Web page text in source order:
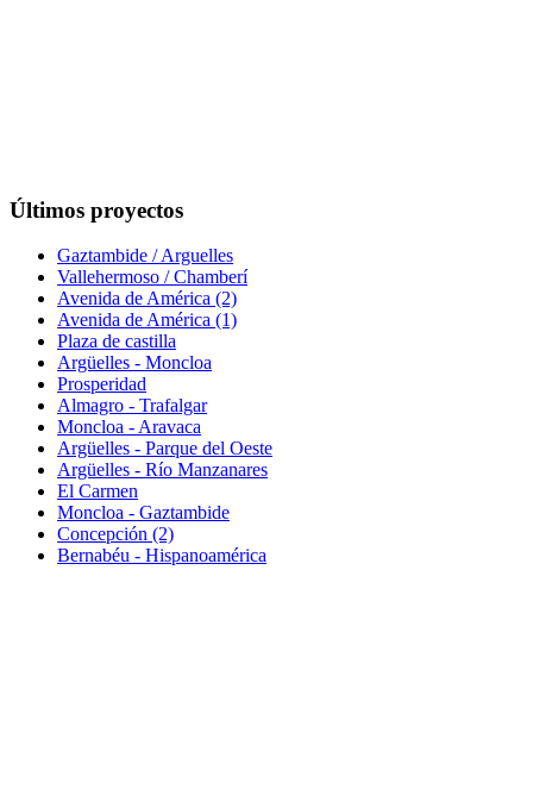
Últimos proyectos
Gaztambide / Arguelles
Vallehermoso / Chamberí
Avenida de América (2)
Avenida de América (1)
Plaza de castilla
Argüelles - Moncloa
Prosperidad
Almagro - Trafalgar
Moncloa - Aravaca
Argüelles - Parque del Oeste
Argüelles - Río Manzanares
El Carmen
Moncloa - Gaztambide
Concepción (2)
Bernabéu - Hispanoamérica